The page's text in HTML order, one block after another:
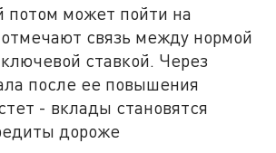
потом может пойти на
связь между нормой
ставкой. Через
после ее повышения
- вклады становятся
дороже